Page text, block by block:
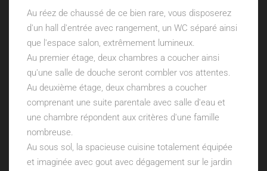
Au réez de chaussé de ce bien rare, vous disposerez
d'un hall d'entrée avec rangement, un WC séparé ainsi
que l'espace salon, extrêmement lumineux.
Au premier étage, deux chambres a coucher ainsi
qu'une salle de douche seront combler vos attentes.
Au deuxième étage, deux chambres a coucher
comprenant une suite parentale avec salle d'eau et
une chambre répondent aux critères d'une famille
nombreuse.
Au sous sol, la spacieuse cuisine totalement équipée
et imaginée avec gout avec dégagement sur le jardin